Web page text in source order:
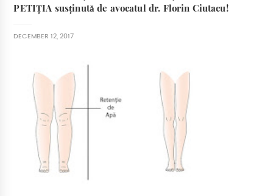
PETIȚIA susținută de avocatul dr. Florin Ciutacu!
DECEMBER 12, 2017